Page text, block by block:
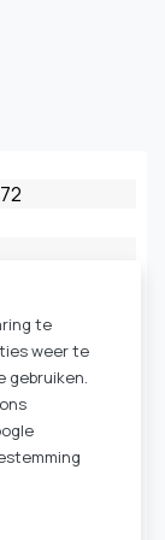
te
weer te
gebruiken.